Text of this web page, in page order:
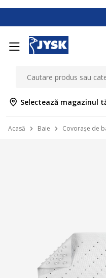
Selectează magazinul
Acasă Baie Covorașe de